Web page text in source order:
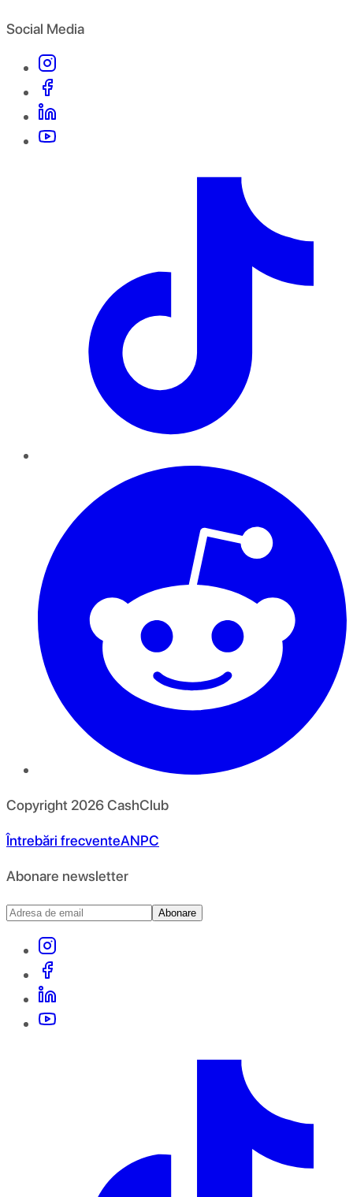
Social Media
Copyright 2026CashClub
Întrebări frecventeANPC
Abonare newsletter
Abonare